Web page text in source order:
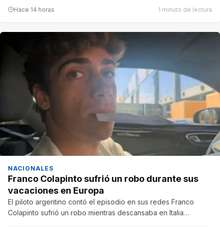
Hace 14 horas 1 minuto de lectura
NACIONALES
Franco Colapinto sufrió un robo durante sus
vacaciones en Europa
El piloto argentino contó el episodio en sus redes Franco
Colapinto sufrió un robo mientras descansaba en Italia…